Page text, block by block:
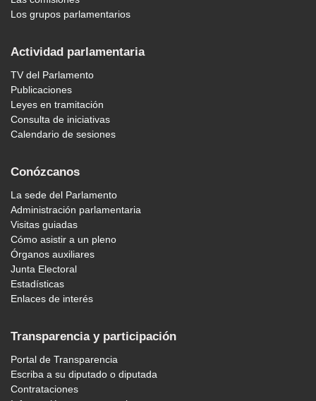
Los grupos parlamentarios
Actividad parlamentaria
TV del Parlamento
Publicaciones
Leyes en tramitación
Consulta de iniciativas
Calendario de sesiones
Conózcanos
La sede del Parlamento
Administración parlamentaria
Visitas guiadas
Cómo asistir a un pleno
Órganos auxiliares
Junta Electoral
Estadísticas
Enlaces de interés
Transparencia y participación
Portal de Transparencia
Escriba a su diputado o diputada
Contrataciones